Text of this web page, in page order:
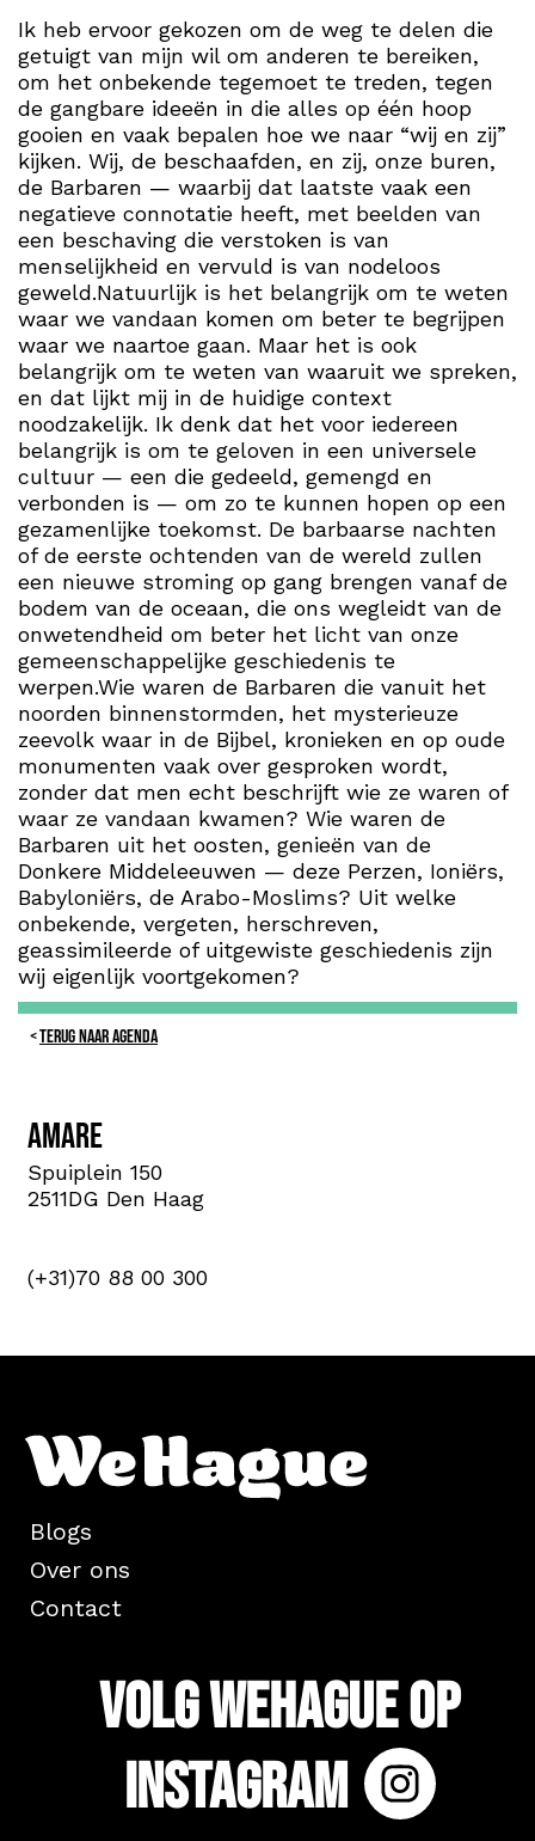
Ik heb ervoor gekozen om de weg te delen die
getuigt van mijn wil om anderen te bereiken,
om het onbekende tegemoet te treden, tegen
de gangbare ideeën in die alles op één hoop
gooien en vaak bepalen hoe we naar “wij en zij”
kijken. Wij, de beschaafden, en zij, onze buren,
de Barbaren — waarbij dat laatste vaak een
negatieve connotatie heeft, met beelden van
een beschaving die verstoken is van
menselijkheid en vervuld is van nodeloos
geweld.Natuurlijk is het belangrijk om te weten
waar we vandaan komen om beter te begrijpen
waar we naartoe gaan. Maar het is ook
belangrijk om te weten van waaruit we spreken,
en dat lijkt mij in de huidige context
noodzakelijk. Ik denk dat het voor iedereen
belangrijk is om te geloven in een universele
cultuur — een die gedeeld, gemengd en
verbonden is — om zo te kunnen hopen op een
gezamenlijke toekomst. De barbaarse nachten
of de eerste ochtenden van de wereld zullen
een nieuwe stroming op gang brengen vanaf de
bodem van de oceaan, die ons wegleidt van de
onwetendheid om beter het licht van onze
gemeenschappelijke geschiedenis te
werpen.Wie waren de Barbaren die vanuit het
noorden binnenstormden, het mysterieuze
zeevolk waar in de Bijbel, kronieken en op oude
monumenten vaak over gesproken wordt,
zonder dat men echt beschrijft wie ze waren of
waar ze vandaan kwamen? Wie waren de
Barbaren uit het oosten, genieën van de
Donkere Middeleeuwen — deze Perzen, Ioniërs,
Babyloniërs, de Arabo-Moslims? Uit welke
onbekende, vergeten, herschreven,
geassimileerde of uitgewiste geschiedenis zijn
wij eigenlijk voortgekomen?
TERUG NAAR AGENDA
Amare
Spuiplein 150
2511DG Den Haag
(+31)70 88 00 300
Blogs
Over ons
Contact
Volg WeHague op
Instagram